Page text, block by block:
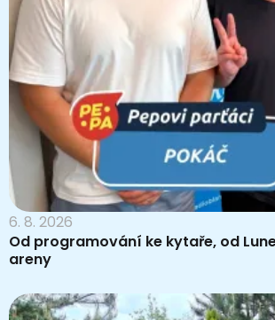
6. 8. 2026
Od programování ke kytaře, od
areny